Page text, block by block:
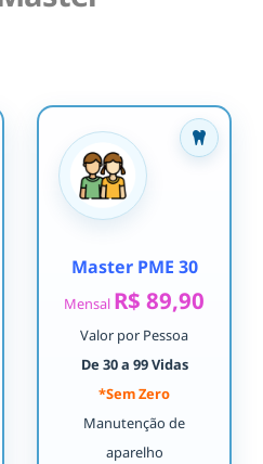
Master PME 30
Mensal R$ 89,90
Valor por Pessoa
De 30 a 99 Vidas
*Sem Zero
Manutenção de
aparelho